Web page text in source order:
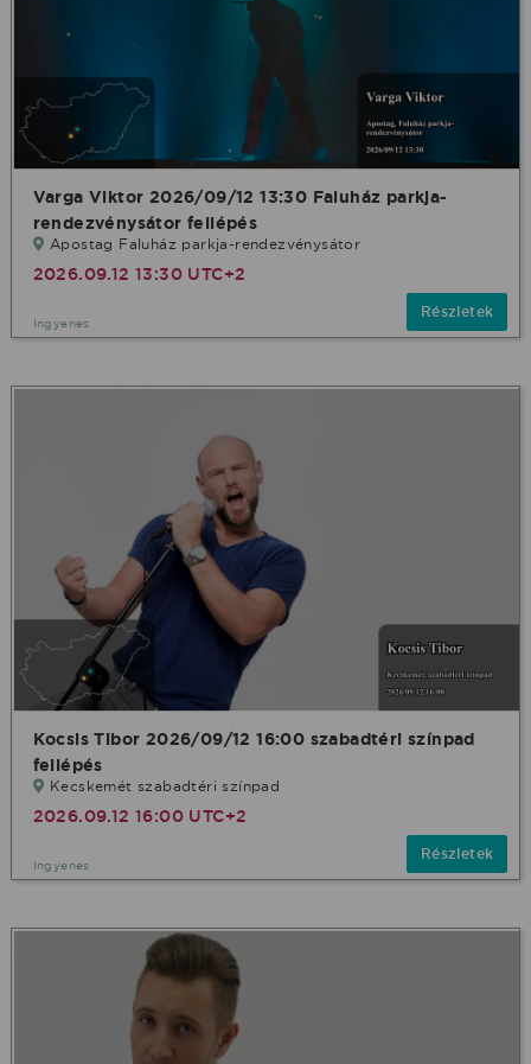
Varga Viktor 2026/09/12 13:30 Faluház parkja-
rendezvénysátor fellépés
Apostag Faluház parkja-rendezvénysátor
2026.09.12 13:30 UTC+2
Ingyenes
Részletek
Kocsis Tibor 2026/09/12 16:00 szabadtéri színpad
fellépés
Kecskemét szabadtéri színpad
2026.09.12 16:00 UTC+2
Ingyenes
Részletek